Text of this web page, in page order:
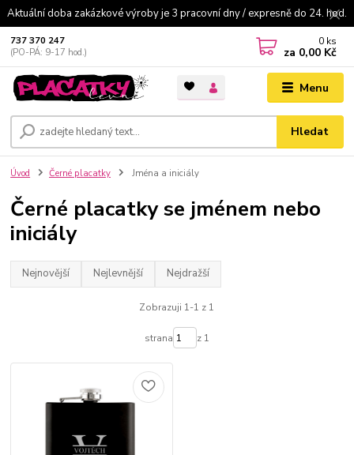
Aktuální doba zakázkové výroby je 3 pracovní dny / expresně do 24. hod.
Menu
Hledat
737 370 247
(PO-PÁ: 9-17 hod.)
0 ks
za 0,00 Kč
Úvod Černé placatky Jména a iniciály
Černé placatky se jménem nebo
iniciály
Nejnovější Nejlevnější Nejdražší
Zobrazuji 1-1 z 1
strana z 1